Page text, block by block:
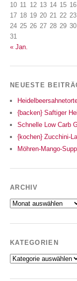
10 11 12 13 14 15 16
17 18 19 20 21 22 23
24 25 26 27 28 29 30
31
« Jan.
NEUESTE
{backen} Saftiger
Schnelle Low Carb
{kochen} Zucchini-
Möhren-Mango-
ARCHIV
Archiv
KATEGORIEN
Kategorien